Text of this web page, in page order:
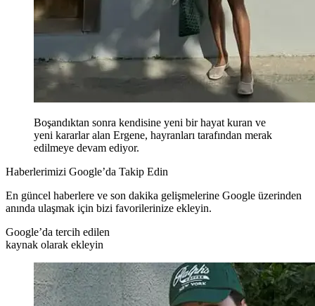
Boşandıktan sonra kendisine yeni bir hayat kuran ve
yeni kararlar alan Ergene, hayranları tarafından merak
edilmeye devam ediyor.
Haberlerimizi Google’da Takip Edin
En güncel haberlere ve son dakika gelişmelerine Google üzerinden
anında ulaşmak için bizi favorilerinize ekleyin.
Google’da tercih edilen
kaynak olarak ekleyin